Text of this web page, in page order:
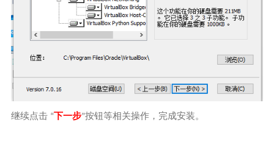
继续点击 “下一步”按钮等相关操作，完成安装。